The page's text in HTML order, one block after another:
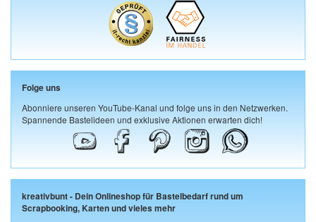
Folge uns
Abonniere unseren YouTube-Kanal und folge uns in den Netzwerken.
Spannende Bastelideen und exklusive Aktionen erwarten dich!
kreativbunt - Dein Onlineshop für Bastelbedarf rund um
Scrapbooking, Karten und vieles mehr